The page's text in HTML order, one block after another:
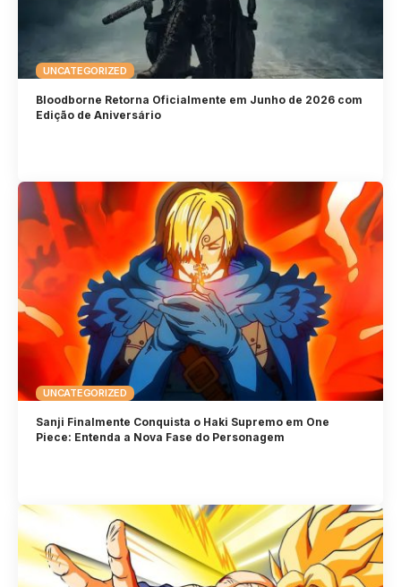
UNCATEGORIZED
Bloodborne Retorna Oficialmente em Junho de 2026 com
Edição de Aniversário
UNCATEGORIZED
Sanji Finalmente Conquista o Haki Supremo em One
Piece: Entenda a Nova Fase do Personagem